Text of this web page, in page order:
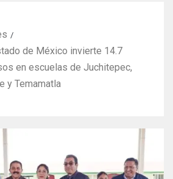
de México invierte 14.7
en escuelas de Juchitepec,
y Temamatla